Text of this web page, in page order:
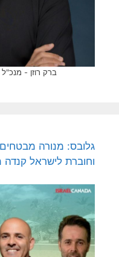
ברק רוזן -
וחוברת לישראל קנדה